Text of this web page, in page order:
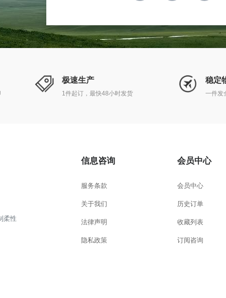
极速生产
1件起订，最快48小时发货
稳定
一件发
柔性
信息咨询
服务条款
关于我们
法律声明
隐私政策
会员中心
会员中心
历史订单
收藏列表
订阅咨询